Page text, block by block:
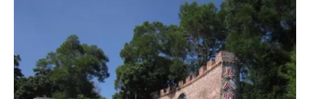
跑比賽中下坡時滑倒，一根削尖了的樹枝插穿右手二頭
肌。擾攘近一小時，救援人員終從附近農家借來電鋸，把
樹枝鋸斷。他捧著樹枝和傷口過溪下山，登上路旁的救護
車。被刺穿的手臂 不知被誰砍過的樹枝戶外裝備品牌The
North Face今（2024）年９月主辦27公里越野跑比賽，賽
道選址東北角。林冠廷回憶，賽前北海岸一直下雨，導致